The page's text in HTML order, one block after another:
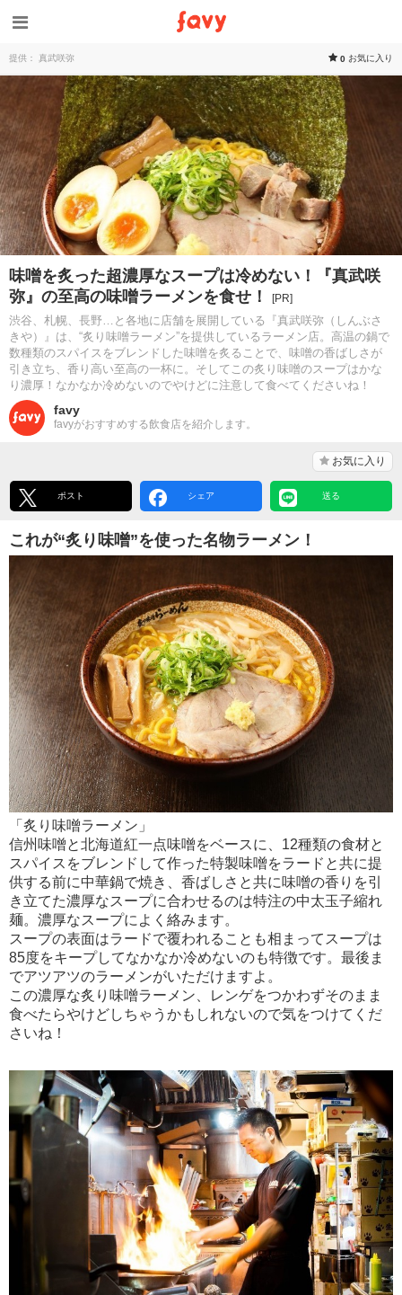
提供： 真武咲弥 0 お気に入り
味噌を炙った超濃厚なスープは冷めない！『真武咲
弥』の至高の味噌ラーメンを食せ！
[PR]
渋谷、札幌、長野…と各地に店舗を展開している『真武咲弥（しんぶさ
きや）』は、“炙り味噌ラーメン”を提供しているラーメン店。高温の鍋で
数種類のスパイスをブレンドした味噌を炙ることで、味噌の香ばしさが
引き立ち、香り高い至高の一杯に。そしてこの炙り味噌のスープはかな
り濃厚！なかなか冷めないのでやけどに注意して食べてくださいね！
favy
favyがおすすめする飲食店を紹介します。
お気に入り
ポスト シェア 送る
これが“炙り味噌”を使った名物ラーメン！
「炙り味噌ラーメン」
信州味噌と北海道紅一点味噌をベースに、12種類の食材と
スパイスをブレンドして作った特製味噌をラードと共に提
供する前に中華鍋で焼き、香ばしさと共に味噌の香りを引
き立てた濃厚なスープに合わせるのは特注の中太玉子縮れ
麺。濃厚なスープによく絡みます。
スープの表面はラードで覆われることも相まってスープは
85度をキープしてなかなか冷めないのも特徴です。最後ま
でアツアツのラーメンがいただけますよ。
この濃厚な炙り味噌ラーメン、レンゲをつかわずそのまま
食べたらやけどしちゃうかもしれないので気をつけてくだ
さいね！